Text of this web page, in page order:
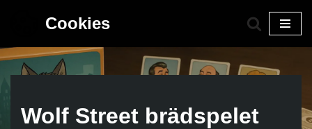
till
innehåll
Cookies
Wolf Street brädspelet